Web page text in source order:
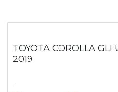
TOYOTA COROLLA GLI
2019